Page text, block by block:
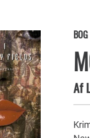
BOG
Af